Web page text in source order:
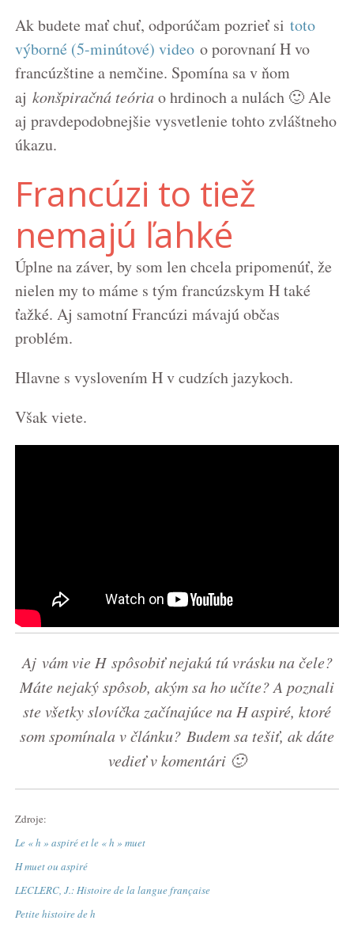
Ak budete mať chuť, odporúčam pozrieť si toto
výborné (5-minútové) video o porovnaní H vo
francúzštine a nemčine. Spomína sa v ňom
aj konšpiračná teóriao hrdinoch a nulách 🙂 Ale
aj pravdepodobnejšie vysvetlenie tohto zvláštneho
úkazu.
Francúzi to tiež
nemajú ľahké
Úplne na záver, by som len chcela pripomenúť, že
nielen my to máme s tým francúzskym H také
ťažké. Aj samotní Francúzi mávajú občas
problém.
Hlavne s vyslovením H v cudzích jazykoch.
Však viete.
Aj vám vie H spôsobiť nejakú tú vrásku na čele?
Máte nejaký spôsob, akým sa ho učíte? A poznali
ste všetky slovíčka začínajúce na H aspiré, ktoré
som spomínala v článku? Budem sa tešiť, ak dáte
vedieť v komentári 🙂
Zdroje:
Le « h » aspiré et le « h » muet
H muet ou aspiré
LECLERC, J.: Histoire de la langue française
Petite histoire de h